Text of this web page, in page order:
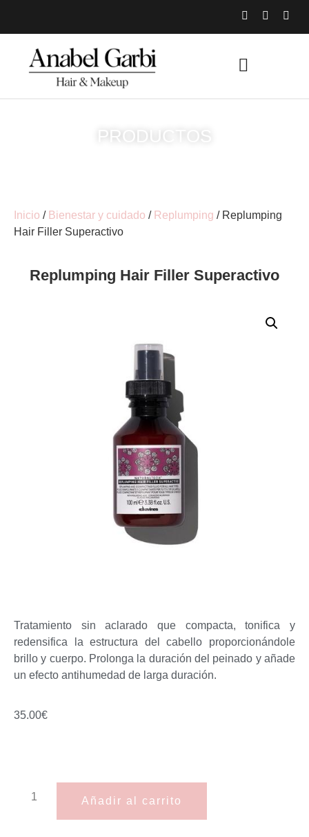
PRODUCTOS
Inicio / Bienestar y cuidado / Replumping / Replumping
Hair Filler Superactivo
Replumping Hair Filler Superactivo
Tratamiento sin aclarado que compacta, tonifica y
redensifica la estructura del cabello proporcionándole
brillo y cuerpo. Prolonga la duración del peinado y añade
un efecto antihumedad de larga duración.
35.00€
Añadir al carrito